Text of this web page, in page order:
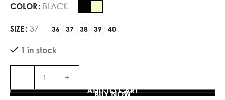
COLOR BLACK
SIZE 37 36 37 38 39 40
1 in stock
ADD TO CART
BUY NOW